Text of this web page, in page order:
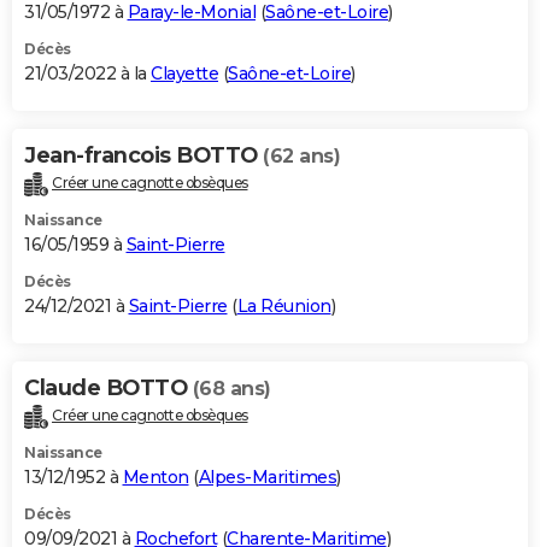
31/05/1972 à Paray-le-Monial (Saône-et-Loire)
Décès
21/03/2022 à la Clayette (Saône-et-Loire)
Jean-francois BOTTO (62 ans)
Créer une cagnotte obsèques
Naissance
16/05/1959 à Saint-Pierre
Décès
24/12/2021 à Saint-Pierre (La Réunion)
Claude BOTTO (68 ans)
Créer une cagnotte obsèques
Naissance
13/12/1952 à Menton (Alpes-Maritimes)
Décès
09/09/2021 à Rochefort(Charente-Maritime)